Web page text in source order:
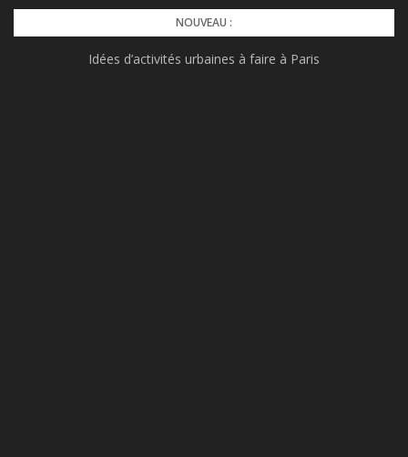
Skip
NOUVEAU :
Idées d’activités urbaines à faire à Paris